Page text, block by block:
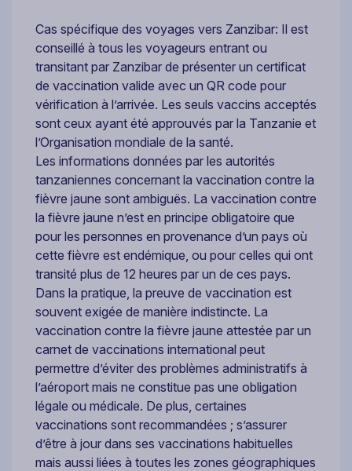
Cas spécifique des voyages vers Zanzibar: Il est
conseillé à tous les voyageurs entrant ou
transitant par Zanzibar de présenter un certificat
de vaccination valide avec un QR code pour
vérification à l’arrivée. Les seuls vaccins acceptés
sont ceux ayant été approuvés par la Tanzanie et
l’Organisation mondiale de la santé.
Les informations données par les autorités
tanzaniennes concernant la vaccination contre la
fièvre jaune sont ambiguës. La vaccination contre
la fièvre jaune n’est en principe obligatoire que
pour les personnes en provenance d’un pays où
cette fièvre est endémique, ou pour celles qui ont
transité plus de 12 heures par un de ces pays.
Dans la pratique, la preuve de vaccination est
souvent exigée de manière indistincte. La
vaccination contre la fièvre jaune attestée par un
carnet de vaccinations international peut
permettre d’éviter des problèmes administratifs à
l’aéroport mais ne constitue pas une obligation
légale ou médicale. De plus, certaines
vaccinations sont recommandées ; s’assurer
d’être à jour dans ses vaccinations habituelles
mais aussi liées à toutes les zones géographiques